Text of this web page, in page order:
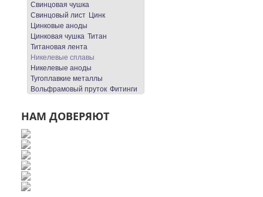
Свинцовая чушка
Свинцовый лист Цинк
Цинковые аноды
Цинковая чушка Титан
Титановая лента
Никелевые сплавы
Никелевые аноды
Тугоплавкие металлы
Вольфрамовый пруток Фитинги
НАМ ДОВЕРЯЮТ